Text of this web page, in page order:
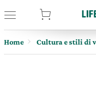
Home Cultura e stili di